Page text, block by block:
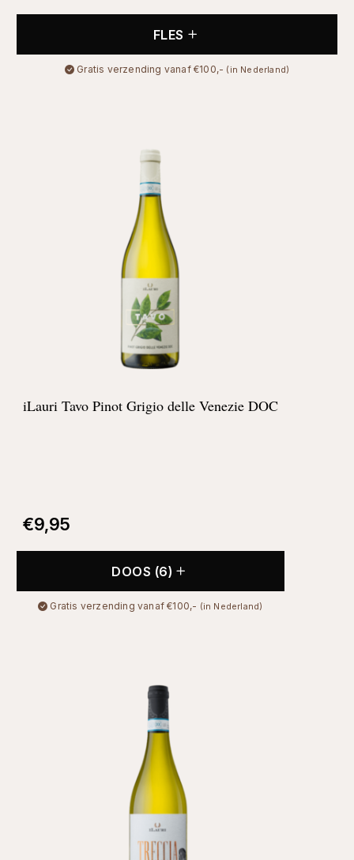
FLES
Gratis verzending vanaf €100,- (in Nederland)
iLauri Tavo Pinot Grigio delle Venezie DOC
€9,95
DOOS (6)
Gratis verzending vanaf €100,- (in Nederland)